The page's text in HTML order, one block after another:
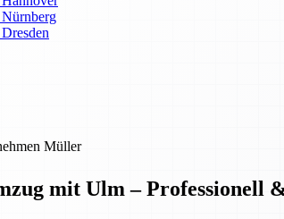
Müller
mit Ulm – Professionell